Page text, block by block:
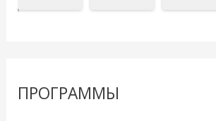
ПРОГРАММЫ